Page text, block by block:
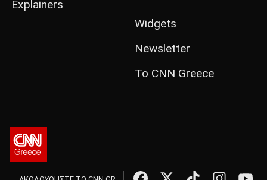
Explainers
Widgets
Newsletter
Το CNN Greece